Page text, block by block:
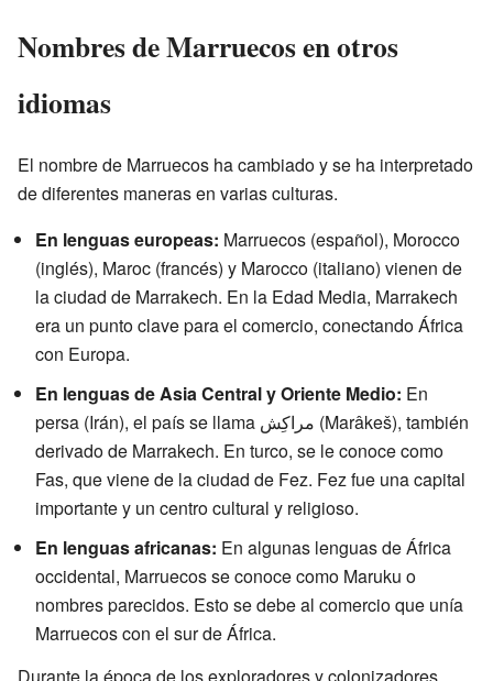
Nombres de Marruecos en otros
idiomas
El nombre de Marruecos ha cambiado y se ha interpretado
de diferentes maneras en varias culturas.
En lenguas europeas: Marruecos (español), Morocco
(inglés), Maroc (francés) y Marocco (italiano) vienen de
la ciudad de Marrakech. En la Edad Media, Marrakech
era un punto clave para el comercio, conectando África
con Europa.
En lenguas de Asia Central y Oriente Medio: En
persa (Irán), el país se llama مراکِش (Marâkeš), también
derivado de Marrakech. En turco, se le conoce como
Fas, que viene de la ciudad de Fez. Fez fue una capital
importante y un centro cultural y religioso.
En lenguas africanas: En algunas lenguas de África
occidental, Marruecos se conoce como Maruku o
nombres parecidos. Esto se debe al comercio que unía
Marruecos con el sur de África.